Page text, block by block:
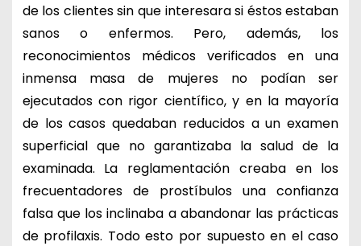
de los clientes sin que interesara si éstos estaban
sanos o enfermos. Pero, además, los
reconocimientos médicos verificados en una
inmensa masa de mujeres no podían ser
ejecutados con rigor científico, y en la mayoría
de los casos quedaban reducidos a un examen
superficial que no garantizaba la salud de la
examinada. La reglamentación creaba en los
frecuentadores de prostíbulos una confianza
falsa que los inclinaba a abandonar las prácticas
de profilaxis. Todo esto por supuesto en el caso